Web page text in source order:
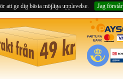
att ge dig bästa möjliga upplevelse. Jag förstår